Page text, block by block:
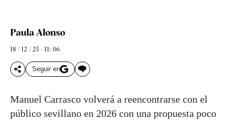
Paula Alonso
18 / 12 / 25 - 11: 06
Seguir en
Manuel Carrasco volverá a reencontrarse con el
público sevillano en 2026 con una propuesta poco